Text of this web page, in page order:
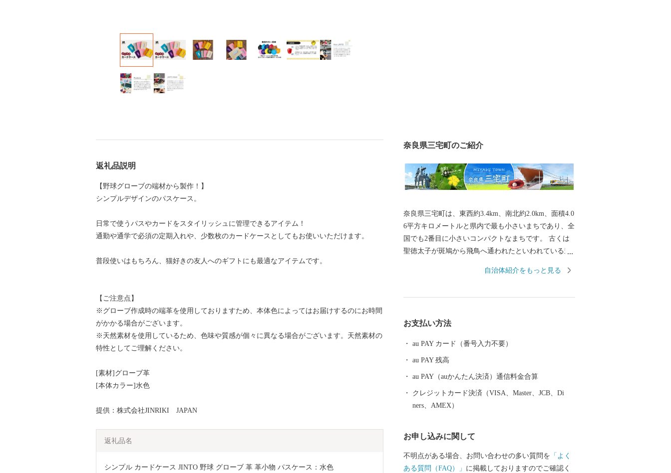
返礼品説明
【野球グローブの端材から製作！】
シンプルデザインのパスケース。
日常で使うパスやカードをスタイリッシュに管理できるアイテム！
通勤や通学で必須の定期入れや、少数枚のカードケースとしてもお使いいただけます。
普段使いはもちろん、猫好きの友人へのギフトにも最適なアイテムです。
【ご注意点】
※グローブ作成時の端革を使用しておりますため、本体色によってはお届けするのにお時間
がかかる場合がございます。
※天然素材を使用しているため、色味や質感が個々に異なる場合がございます。天然素材の
特性としてご理解ください。
[素材]グローブ革
[本体カラー]水色
提供：株式会社JINRIKI JAPAN
返礼品名
シンプル カードケース JINTO 野球 グローブ 革 革小物 パスケース：水色
奈良県三宅町のご紹介
奈良県三宅町は、東西約3.4km、南北約2.0km、面積4.0
6平方キロメートルと県内で最も小さいまちであり、全
国でも2番目に小さいコンパクトなまちです。 古くは
聖徳太子が斑鳩から飛鳥へ通われたといわれている道
一の花である「あざさ」、社会福祉事業の先駆者とい
ドとなっており、その品質の高さは全国から注目を集
めています。また、奈良盆地の肥沃な耕作地を有する
自治体紹介をもっと見る
お支払い方法
au PAY カード（番号入力不要）
au PAY 残高
au PAY（auかんたん決済）通信料金合算
クレジットカード決済（VISA、Master、JCB、Di
ners、AMEX）
お申し込みに関して
不明点がある場合、お問い合わせの多い質問を 「よく
ある質問（FAQ）」 に掲載しておりますのでご確認く